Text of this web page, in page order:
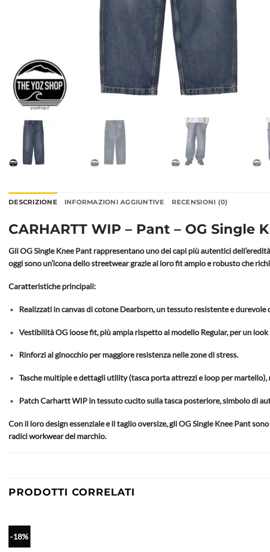
DESCRIZIONE INFORMAZIONI AGGIUNTIVE RECENSIONI (0)
CARHARTT WIP – Pant – OG Single
Gli OG Single Knee Pant rappresentano uno dei capi più autentici
oggi sono un’icona dello streetwear grazie al loro fit ampio e robusto che
Caratteristiche principali:
Realizzati in canvas di cotone Dearborn, un tessuto resistente e
Vestibilità OG loose fit, più ampia rispetto al modello Regular, per un
Rinforzi al ginocchio per maggiore resistenza nelle zone di stress.
Tasche multiple e dettagli utility (tasca porta attrezzi e loop per
Patch Carhartt WIP in tessuto cucito sulla tasca posteriore, simbolo di
Con il loro design essenziale e il taglio oversize, gli OG Single Knee Pant
radici workwear del marchio.
PRODOTTI CORRELATI
-18%